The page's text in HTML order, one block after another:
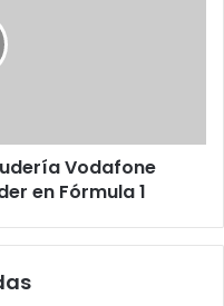
Vodafone
en Fórmula 1